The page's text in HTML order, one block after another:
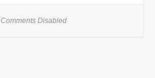
Comments Disabled